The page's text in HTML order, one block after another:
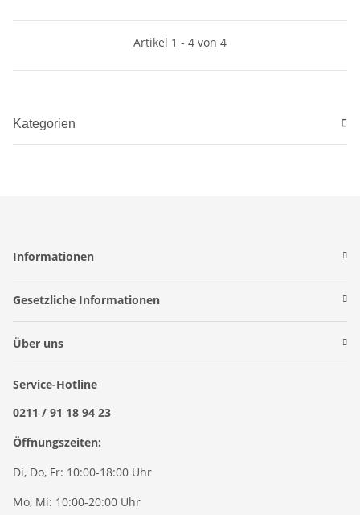
Artikel 1 - 4 von 4
Kategorien
Informationen
Gesetzliche Informationen
Über uns
Service-Hotline
0211 / 91 18 94 23
Öffnungszeiten:
Di, Do, Fr: 10:00-18:00 Uhr
Mo, Mi: 10:00-20:00 Uhr